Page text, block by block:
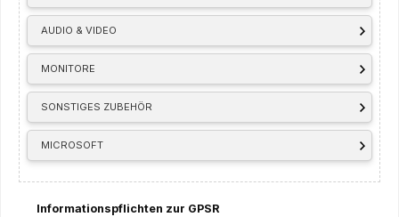
AUDIO & VIDEO
MONITORE
SONSTIGES ZUBEHÖR
MICROSOFT
Informationspflichten zur GPSR